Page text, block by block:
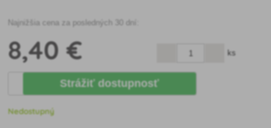
Najnižšia cena za posledných 30 dní:
8,40 € ks
Strážiť dostupnosť
Nedostupný